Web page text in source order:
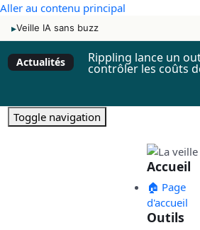
Aller au contenu principal
▸Veille IA sans buzz
Actualités Rippling lance un
contrôler les coûts
Toggle navigation
Accueil
🏠 Page
d'accueil
Outils